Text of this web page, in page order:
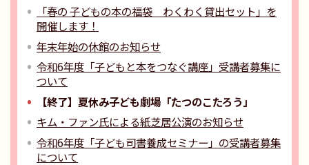
「春の 子どもの本の福袋 わくわく貸出セット」を
開催します！
年末年始の休館のお知らせ
令和6年度「子どもと本をつなぐ講座」受講者募集に
ついて
【終了】夏休み子ども劇場「たつのこたろう」
キム・ファン氏による紙芝居公演のお知らせ
令和6年度「子ども司書養成セミナー」の受講者募集
について